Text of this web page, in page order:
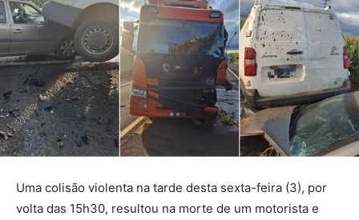
Uma colisão violenta na tarde desta sexta-feira (3), por
volta das 15h30, resultou na morte de um motorista e